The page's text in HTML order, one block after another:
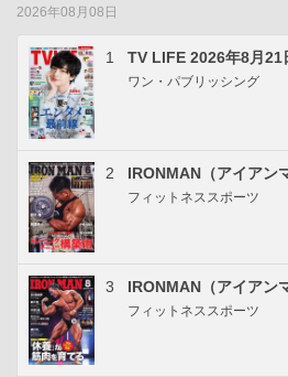
2026年08月08日
1 TV LIFE 2026年8月
ワン・パブリッシング
2 IRONMAN（アイアン
フィットネススポーツ
3 IRONMAN（アイアン
フィットネススポーツ